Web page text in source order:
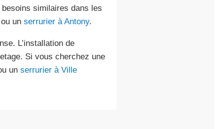
similaires dans les
ou un serrurier à Antony.
L’installation de
Si vous cherchez une
un serrurier à Ville